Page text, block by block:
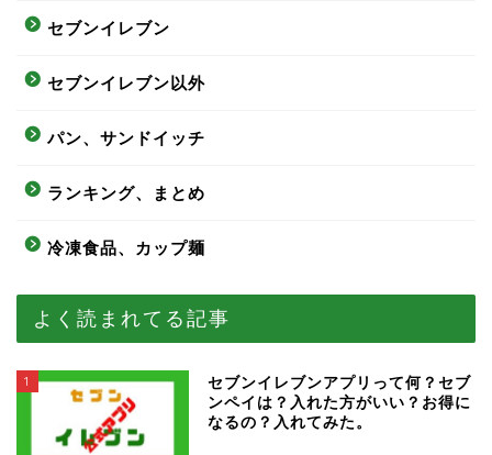
セブンイレブン
セブンイレブン以外
パン、サンドイッチ
ランキング、まとめ
冷凍食品、カップ麺
よく読まれてる記事
1
セブンイレブンアプリって何？セブ
ンペイは？入れた方がいい？お得に
なるの？入れてみた。